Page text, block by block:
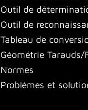
Outil de
Outil de
Tableau de
Géométrie Tarauds/
Normes
Problèmes et